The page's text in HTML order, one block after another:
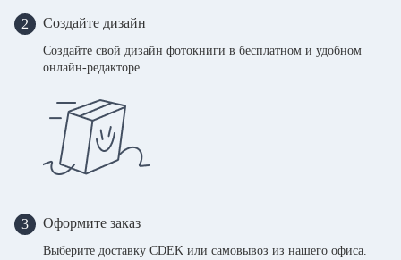
2 Создайте дизайн
Создайте свой дизайн фотокниги в бесплатном и удобном
онлайн-редакторе
3 Оформите заказ
Выберите доставку CDEK или самовывоз из нашего офиса.